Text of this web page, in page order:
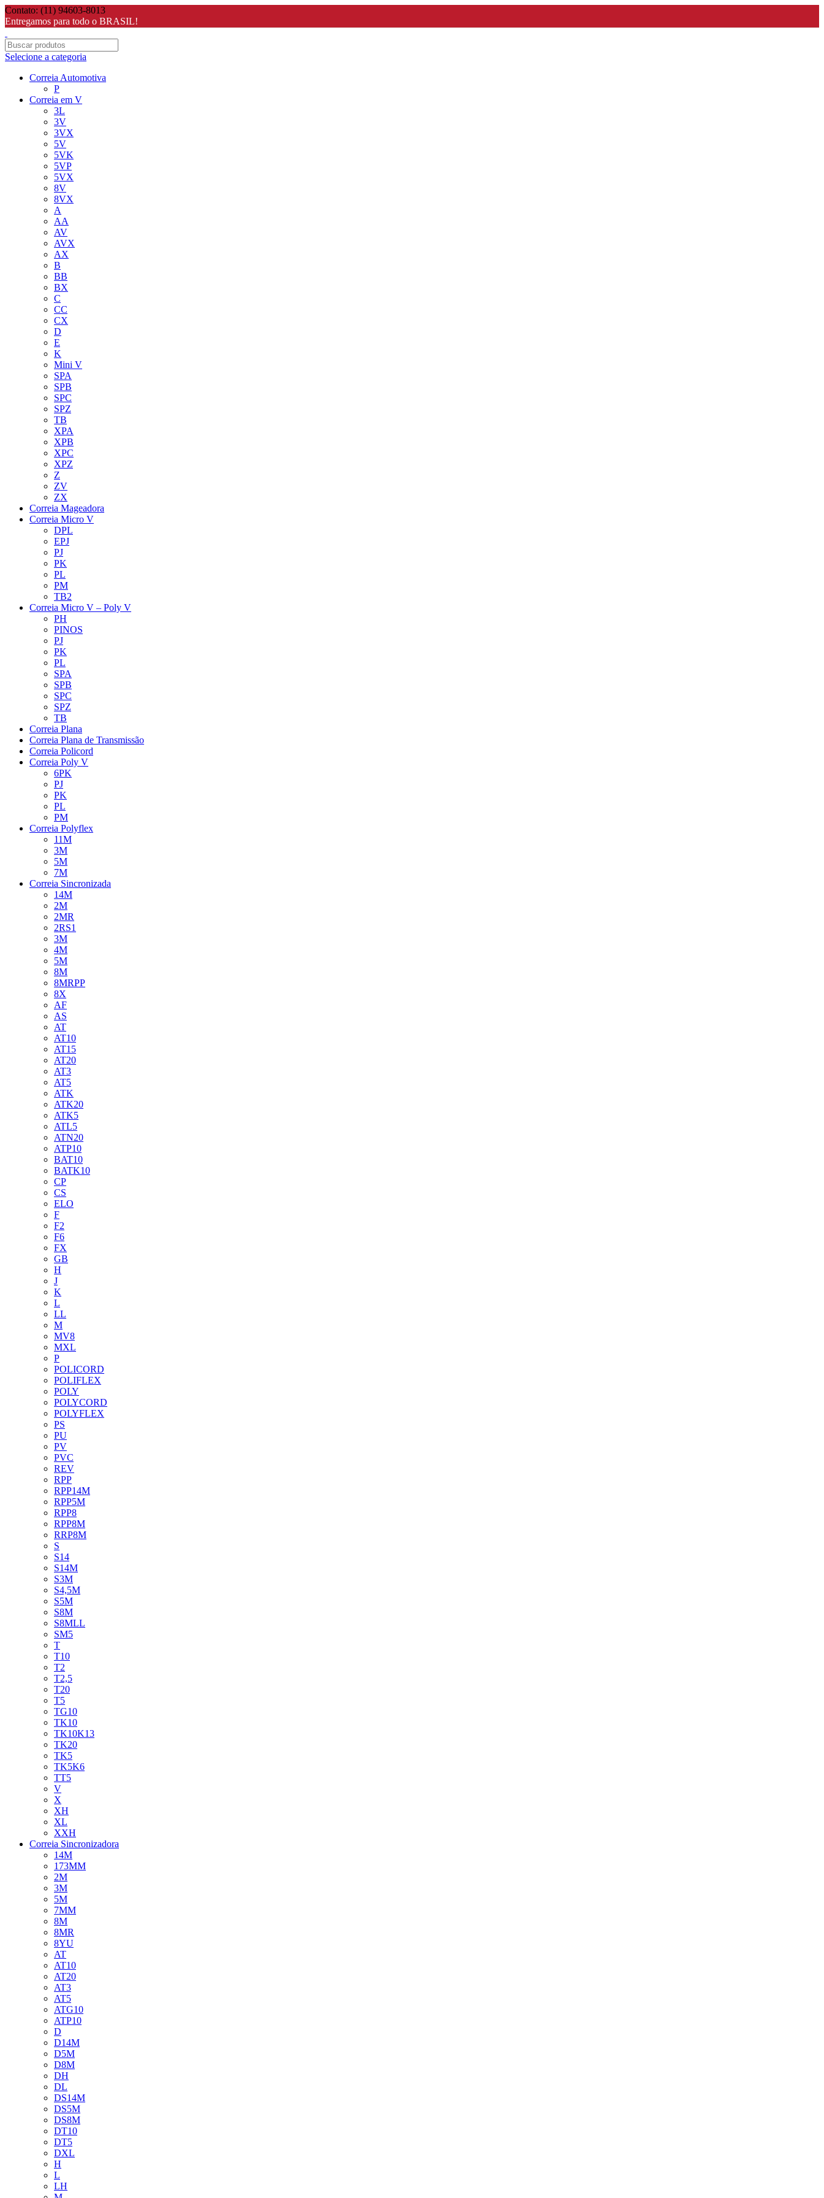
Contato: (11) 94603-8013
Entregamos para todo o BRASIL!
Selecione a categoria
Correia Automotiva
P
Correia em V
3L
3V
3VX
5V
5VK
5VP
5VX
8V
8VX
A
AA
AV
AVX
AX
B
BB
BX
C
CC
CX
D
E
K
Mini V
SPA
SPB
SPC
SPZ
TB
XPA
XPB
XPC
XPZ
Z
ZV
ZX
Correia Mageadora
Correia Micro V
DPL
EPJ
PJ
PK
PL
PM
TB2
Correia Micro V – Poly V
PH
PINOS
PJ
PK
PL
SPA
SPB
SPC
SPZ
TB
Correia Plana
Correia Plana de Transmissão
Correia Policord
Correia Poly V
6PK
PJ
PK
PL
PM
Correia Polyflex
11M
3M
5M
7M
Correia Sincronizada
14M
2M
2MR
2RS1
3M
4M
5M
8M
8MRPP
8X
AF
AS
AT
AT10
AT15
AT20
AT3
AT5
ATK
ATK20
ATK5
ATL5
ATN20
ATP10
BAT10
BATK10
CP
CS
ELO
F
F2
F6
FX
GB
H
J
K
L
LL
M
MV8
MXL
P
POLICORD
POLIFLEX
POLY
POLYCORD
POLYFLEX
PS
PU
PV
PVC
REV
RPP
RPP14M
RPP5M
RPP8
RPP8M
RRP8M
S
S14
S14M
S3M
S4,5M
S5M
S8M
S8MLL
SM5
T
T10
T2
T2,5
T20
T5
TG10
TK10
TK10K13
TK20
TK5
TK5K6
TT5
V
X
XH
XL
XXH
Correia Sincronizadora
14M
173MM
2M
3M
5M
7MM
8M
8MR
8YU
AT
AT10
AT20
AT3
AT5
ATG10
ATP10
D
D14M
D5M
D8M
DH
DL
DS14M
DS5M
DS8M
DT10
DT5
DXL
H
L
LH